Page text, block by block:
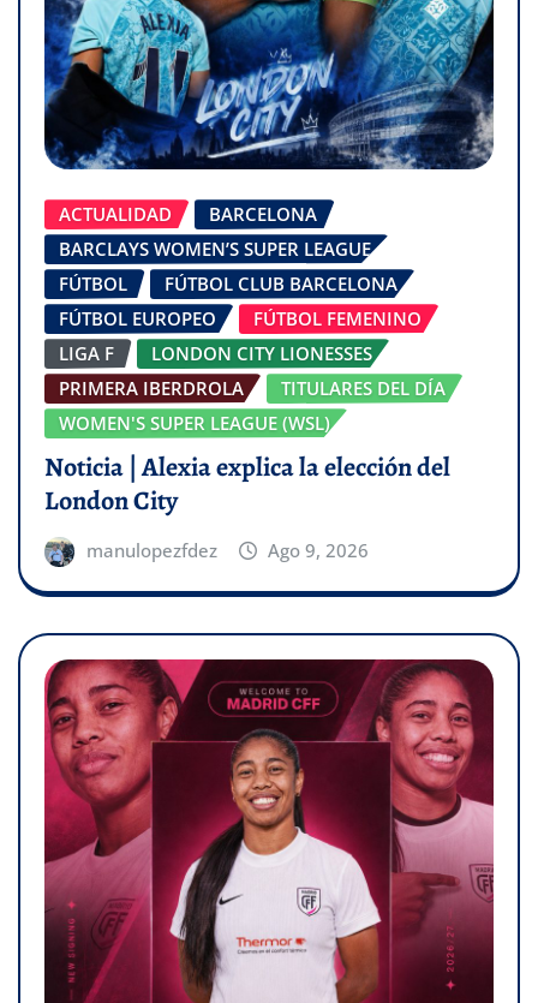
ACTUALIDAD
BARCELONA
BARCLAYS WOMEN’S SUPER LEAGUE
FÚTBOL
FÚTBOL CLUB BARCELONA
FÚTBOL EUROPEO
FÚTBOL FEMENINO
LIGA F
LONDON CITY LIONESSES
PRIMERA IBERDROLA
TITULARES DEL DÍA
WOMEN'S SUPER LEAGUE (WSL)
Noticia | Alexia explica la elección del
London City
manulopezfdez Ago 9, 2026